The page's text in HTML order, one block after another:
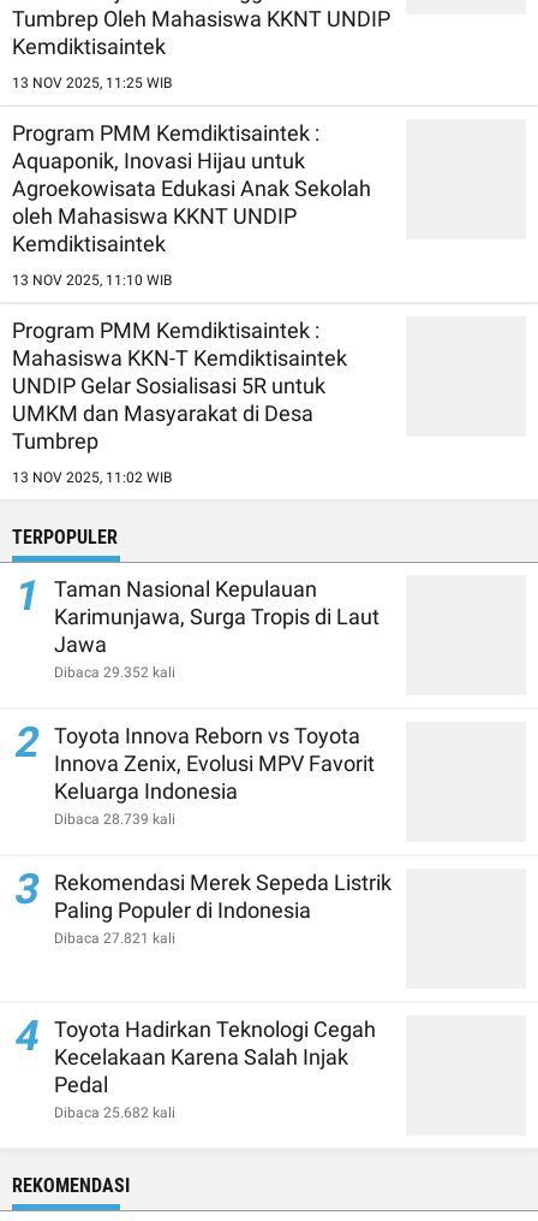
Tumbrep Oleh Mahasiswa KKNT UNDIP
Kemdiktisaintek
13 NOV 2025, 11:25 WIB
Program PMM Kemdiktisaintek :
Aquaponik, Inovasi Hijau untuk
Agroekowisata Edukasi Anak Sekolah
oleh Mahasiswa KKNT UNDIP
Kemdiktisaintek
13 NOV 2025, 11:10 WIB
Program PMM Kemdiktisaintek :
Mahasiswa KKN-T Kemdiktisaintek
UNDIP Gelar Sosialisasi 5R untuk
UMKM dan Masyarakat di Desa
Tumbrep
13 NOV 2025, 11:02 WIB
TERPOPULER
1
Taman Nasional Kepulauan
Karimunjawa, Surga Tropis di Laut
Jawa
Dibaca 29.352 kali
2 Toyota Innova Reborn vs Toyota
Innova Zenix, Evolusi MPV Favorit
Keluarga Indonesia
Dibaca 28.739 kali
3
Rekomendasi Merek Sepeda Listrik
Paling Populer di Indonesia
Dibaca 27.821 kali
4
Toyota Hadirkan Teknologi Cegah
Kecelakaan Karena Salah Injak
Pedal
Dibaca 25.682 kali
REKOMENDASI